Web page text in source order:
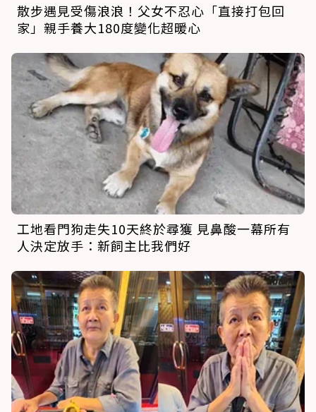
散步遇見受傷浪浪！父女不忍心「直接打包回
家」親手養大180度變化超暖心
工地看門狗走失10天終於尋獲 見鼻酸一幕所有
人決定放手：新飼主比我們好